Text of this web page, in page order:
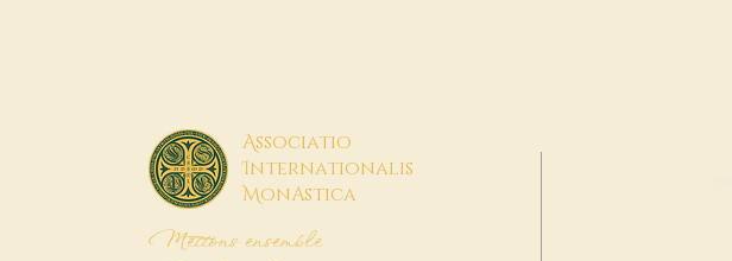
Associatio
Internationalis
MonAstica
Mettons ensemble